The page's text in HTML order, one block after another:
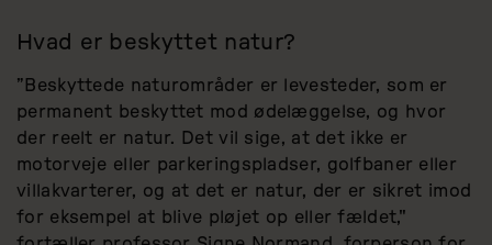
Hvad er beskyttet natur?
”Beskyttede naturområder er levesteder, som er
permanent beskyttet mod ødelæggelse, og hvor
der reelt er natur. Det vil sige, at det ikke er
motorveje eller parkeringspladser, golfbaner eller
villakvarterer, og at det er natur, der er sikret imod
for eksempel at blive pløjet op eller fældet,"